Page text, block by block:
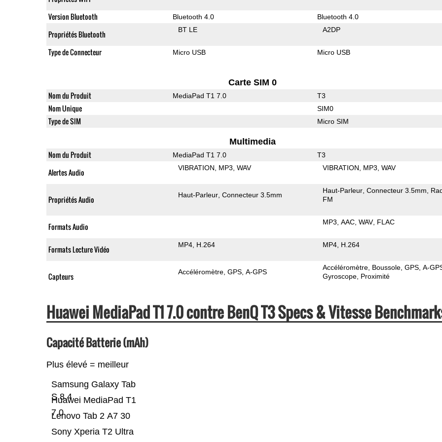
Version Bluetooth
Bluetooth 4.0 Bluetooth 4.0
Propriétés Bluetooth BT LE A2DP
Type de Connecteur Micro USB Micro USB
Carte SIM 0
Nom du Produit MediaPad T1 7.0 T3
Nom Unique SIM0
Type de SIM Micro SIM
Multimedia
Nom du Produit MediaPad T1 7.0 T3
Alertes Audio VIBRATION MP3 WAV VIBRATION MP3 WAV
Propriétés Audio Haut-Parleur Connecteur 3.5mm
Haut-Parleur Connecteur 3.5mm
FM
Formats Audio MP3 AAC WAV FLAC
Formats Lecture Vidéo MP4 H.264 MP4 H.264
Capteurs Accéléromètre GPS A-GPS
Accéléromètre Boussole GPS A-
Gyroscope Proximité
Huawei MediaPad T1 7.0 contre BenQ T3 Specs & Vitesse
Capacité Batterie (mAh)
Plus élevé = meilleur
Sony Xperia T2 Ultra
Lenovo Tab 2 A7 30
Huawei MediaPad T1
7.0
Samsung Galaxy Tab
S 8.4